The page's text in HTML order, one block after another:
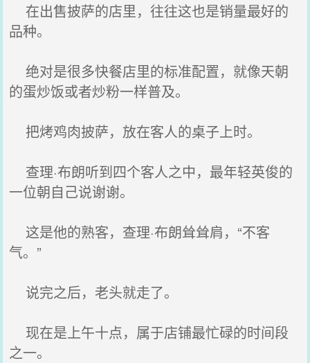
在出售披萨的店里，往往这也是销量最好的
品种。
绝对是很多快餐店里的标准配置，就像天朝
的蛋炒饭或者炒粉一样普及。
把烤鸡肉披萨，放在客人的桌子上时。
查理·布朗听到四个客人之中，最年轻英俊的
一位朝自己说谢谢。
这是他的熟客，查理·布朗耸耸肩，“不客
气。”
说完之后，老头就走了。
现在是上午十点，属于店铺最忙碌的时间段
之一。